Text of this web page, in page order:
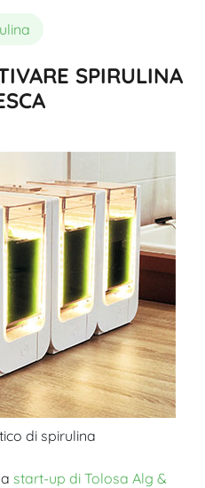
SPIRULINA
di spirulina
start-up di Tolosa Alg &